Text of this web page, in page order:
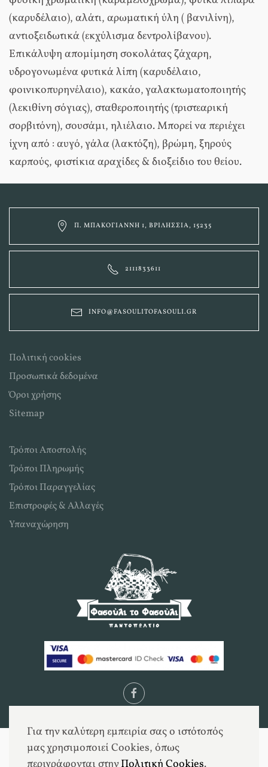
(καρυδέλαιο), αλάτι, αρωματική ύλη ( βανιλίνη),
αντιοξειδωτικά (εκχύλισμα δεντρολίβανου).
Επικάλυψη απομίμηση σοκολάτας ζάχαρη,
υδρογονωμένα φυτικά λίπη (καρυδέλαιο,
φοινικοπυρηνέλαιο), κακάο, γαλακτωματοποιητής
(λεκιθίνη σόγιας), σταθεροποιητής (τριστεαρική
σορβιτόνη), σουσάμι, ηλιέλαιο. Μπορεί να περιέχει
ίχνη από : αυγό, γάλα (λακτόζη), βρώμη, ξηρούς
καρπούς, φιστίκια αραχίδες & διοξείδιο του θείου.
Π. ΜΠΑΚΟΓΙΆΝΝΗ 1, ΒΡΙΛΉΣΣΙΑ, 15235
2111833611
INFO@FASOULITOFASOULI.GR
Πολιτική cookies
Προσωπικά δεδομένα
Όροι χρήσης
Sitemap
Τρόποι Αποστολής
Τρόποι Πληρωμής
Τρόποι Παραγγελίας
Επιστροφές & Αλλαγές
Υπαναχώρηση
Για την καλύτερη εμπειρία σας ο ιστότοπός
μας χρησιμοποιεί Cookies, όπως